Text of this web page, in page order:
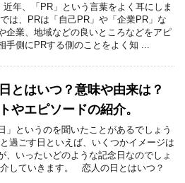
近年、「PR」という言葉をよく耳にしま
は、PRは「自己PR」や「企業PR」な
企業、地域などの良いところなどをアピ
手側にPRする側のことをよく知 ...
とはいつ？意味や由来は？
やエピソードの紹介。
」というのを聞いたことがあるでしょう
過ごす日といえば、いくつかイメージは
、いったいどのような記念日なのでしょ
していきます。 恋人の日とはいつ？